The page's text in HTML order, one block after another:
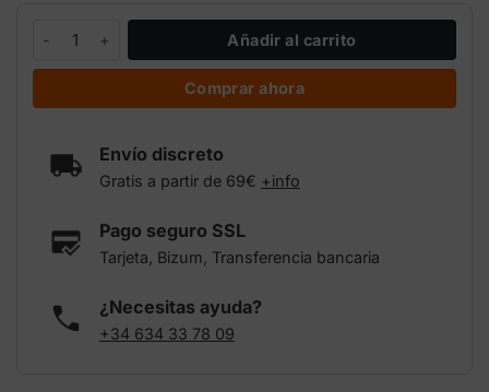
Añadir al carrito
Comprar ahora
Envío discreto
Gratis a partir de 69€ +info
Pago seguro SSL
Tarjeta, Bizum, Transferencia bancaria
¿Necesitas ayuda?
+34 634 33 78 09